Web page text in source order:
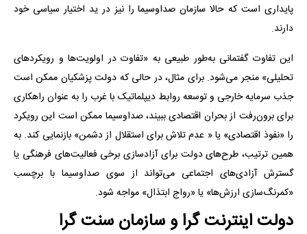
پایداری است که حالا سازمان صداوسیما را نیز در ید اختیار سیاسی خود
دارند.
این تفاوت گفتمانی به‌طور طبیعی به «تفاوت در اولویت‌ها و رویکردهای
تحلیلی» منجر می‌شود. برای مثال، در حالی که دولت پزشکیان ممکن است
جذب سرمایه خارجی و توسعه روابط دیپلماتیک با غرب را به عنوان راهکاری
برای برون‌رفت از بحران اقتصادی ببیند، صداوسیما ممکن است این رویکرد
را «نفوذ اقتصادی» یا « عدم تلاش برای استقلال از دشمن» بازنمایی کند. به
همین ترتیب، طرح‌های دولت برای آزادسازی برخی فعالیت‌های فرهنگی یا
گسترش آزادی‌های اجتماعی می‌تواند از سوی صداوسیما با برچسب
«کمرنگ‌سازی ارزش‌ها» یا «رواج ابتذال» مواجه شود.
‌دولت اینترنت گرا و سازمان سنت گرا